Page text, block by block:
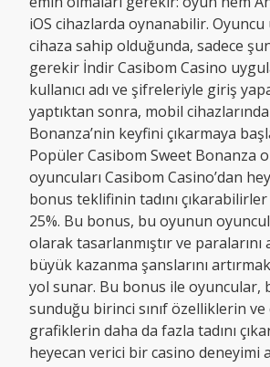
iOS cihazlarda oynanabilir.
cihaza sahip olduğunda, sadece
gerekir İndir Casibom Casino
kullanıcı adı ve şifreleriyle giriş
yaptıktan sonra, mobil
Bonanza’nin keyfini çıkarmaya
Popüler Casibom Sweet Bonanza
oyuncuları Casibom Casino’dan
bonus teklifinin tadını çıkarabilirler
25%. Bu bonus, bu oyunun
olarak tasarlanmıştır ve paralarını
büyük kazanma şanslarını
yol sunar. Bu bonus ile oyuncular,
sunduğu birinci sınıf özelliklerin ve
grafiklerin daha da fazla tadını
heyecan verici bir casino deneyimi